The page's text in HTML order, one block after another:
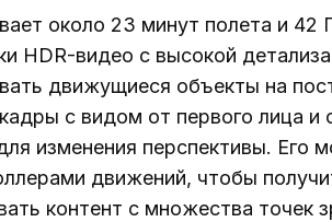
около 23 минут полета и 42
HDR-видео с высокой
движущиеся объекты на
с видом от первого лица и
изменения перспективы. Его
движений, чтобы
контент с множества